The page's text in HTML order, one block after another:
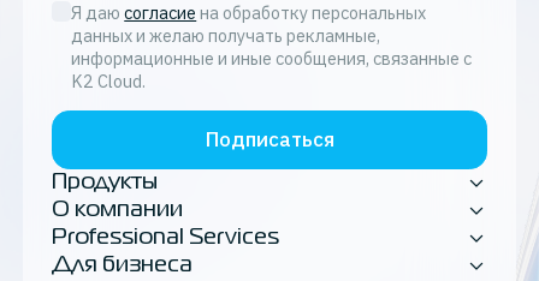
Я даю согласие на обработку персональных
данных и желаю получать рекламные,
информационные и иные сообщения, связанные с
K2 Cloud.
Подписаться
Продукты
О компании
Professional Services
Для бизнеса